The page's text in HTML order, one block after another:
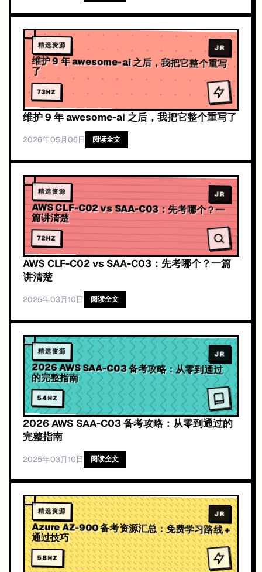
精选资源 JR
维护 9 年 awesome-ai 之后，我把它整个重写
了
73HZ
维护 9 年 awesome-ai 之后，我把它整个重写了
2026年05月06日 阅读全文
精选资源 JR
AWS CLF-C02 vs SAA-C03：先考哪个？一
篇讲清楚
72HZ
AWS CLF-C02 vs SAA-C03：先考哪个？一篇
讲清楚
2025年03月10日 阅读全文
精选资源 JR
2026 AWS SAA-C03 备考攻略：从零到通过
的完整指南
54HZ
2026 AWS SAA-C03 备考攻略：从零到通过的
完整指南
2025年03月10日 阅读全文
精选资源 JR
Azure AZ-900 备考资源汇总：免费学习路线 +
通过技巧
58HZ